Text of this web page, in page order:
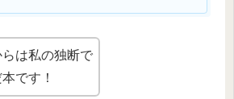
らは私の独断で
です！